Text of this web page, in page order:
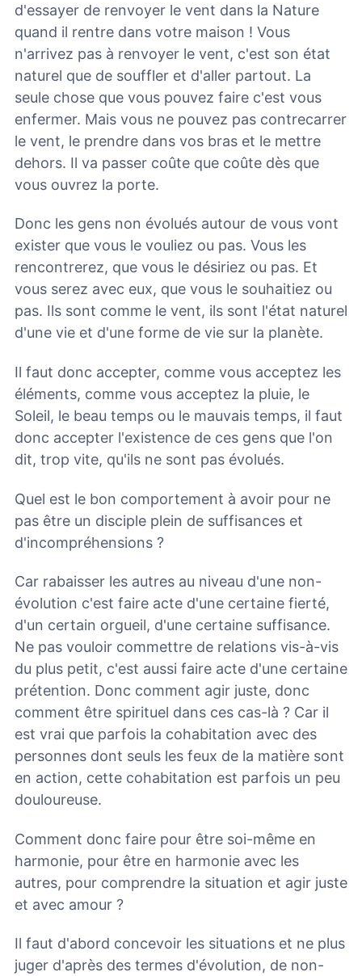
d'essayer de renvoyer le vent dans la Nature
quand il rentre dans votre maison ! Vous
n'arrivez pas à renvoyer le vent, c'est son état
naturel que de souffler et d'aller partout. La
seule chose que vous pouvez faire c'est vous
enfermer. Mais vous ne pouvez pas contrecarrer
le vent, le prendre dans vos bras et le mettre
dehors. Il va passer coûte que coûte dès que
vous ouvrez la porte.
Donc les gens non évolués autour de vous vont
exister que vous le vouliez ou pas. Vous les
rencontrerez, que vous le désiriez ou pas. Et
vous serez avec eux, que vous le souhaitiez ou
pas. Ils sont comme le vent, ils sont l'état naturel
d'une vie et d'une forme de vie sur la planète.
Il faut donc accepter, comme vous acceptez les
éléments, comme vous acceptez la pluie, le
Soleil, le beau temps ou le mauvais temps, il faut
donc accepter l'existence de ces gens que l'on
dit, trop vite, qu'ils ne sont pas évolués.
Quel est le bon comportement à avoir pour ne
pas être un disciple plein de suffisances et
d'incompréhensions ?
Car rabaisser les autres au niveau d'une non-
évolution c'est faire acte d'une certaine fierté,
d'un certain orgueil, d'une certaine suffisance.
Ne pas vouloir commettre de relations vis-à-vis
du plus petit, c'est aussi faire acte d'une certaine
prétention. Donc comment agir juste, donc
comment être spirituel dans ces cas-là ? Car il
est vrai que parfois la cohabitation avec des
personnes dont seuls les feux de la matière sont
en action, cette cohabitation est parfois un peu
douloureuse.
Comment donc faire pour être soi-même en
harmonie, pour être en harmonie avec les
autres, pour comprendre la situation et agir juste
et avec amour ?
Il faut d'abord concevoir les situations et ne plus
juger d'après des termes d'évolution, de non-